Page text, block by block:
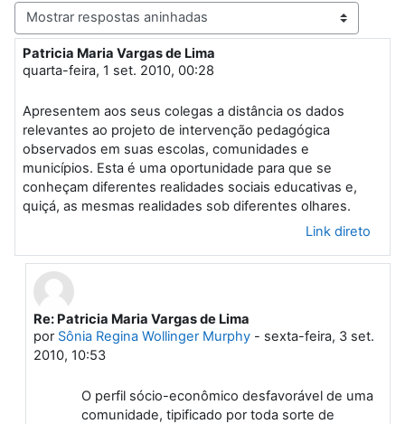
Modo de visualização
Patricia Maria Vargas de Lima
quarta-feira, 1 set. 2010, 00:28
Número de respostas: 4
Apresentem aos seus colegas a distância os dados
relevantes ao projeto de intervenção pedagógica
observados em suas escolas, comunidades e
municípios. Esta é uma oportunidade para que se
conheçam diferentes realidades sociais educativas e,
quiçá, as mesmas realidades sob diferentes olhares.
Link direto
Em resposta à Primeiro post
Re: Patricia Maria Vargas de Lima
por Sônia Regina Wollinger Murphy - sexta-feira, 3 set.
2010, 10:53
O perfil sócio-econômico desfavorável de uma
comunidade, tipificado por toda sorte de